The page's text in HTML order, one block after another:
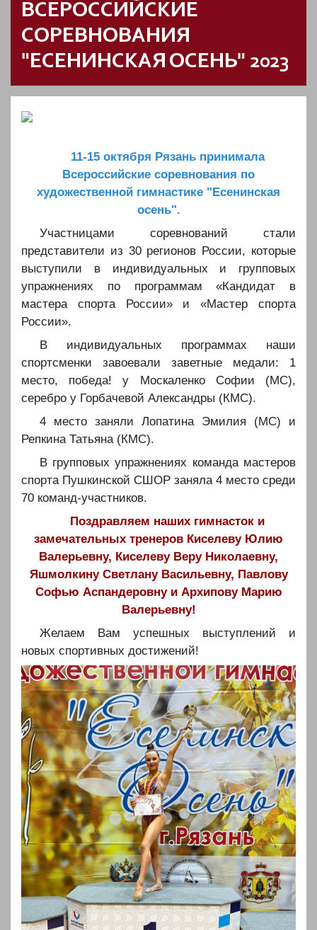
ВСЕРОССИЙСКИЕ
СОРЕВНОВАНИЯ
"ЕСЕНИНСКАЯ ОСЕНЬ" 2023
11-15 октября Рязань принимала
Всероссийские соревнования по
художественной гимнастике "Есенинская
осень".
Участницами соревнований стали
представители из 30 регионов России, которые
выступили в индивидуальных и групповых
упражнениях по программам «Кандидат в
мастера спорта России» и «Мастер спорта
России».
В индивидуальных программах наши
спортсменки завоевали заветные медали: 1
место, победа! у Москаленко Софии (МС),
серебро у Горбачевой Александры (КМС).
4 место заняли Лопатина Эмилия (МС) и
Репкина Татьяна (КМС).
В групповых упражнениях команда мастеров
спорта Пушкинской СШОР заняла 4 место среди
70 команд-участников.
Поздравляем наших гимнасток и
замечательных тренеров Киселеву Юлию
Валерьевну, Киселеву Веру Николаевну,
Яшмолкину Светлану Васильевну, Павлову
Софью Аспандеровну и Архипову Марию
Валерьевну!
Желаем Вам успешных выступлений и
новых спортивных достижений!